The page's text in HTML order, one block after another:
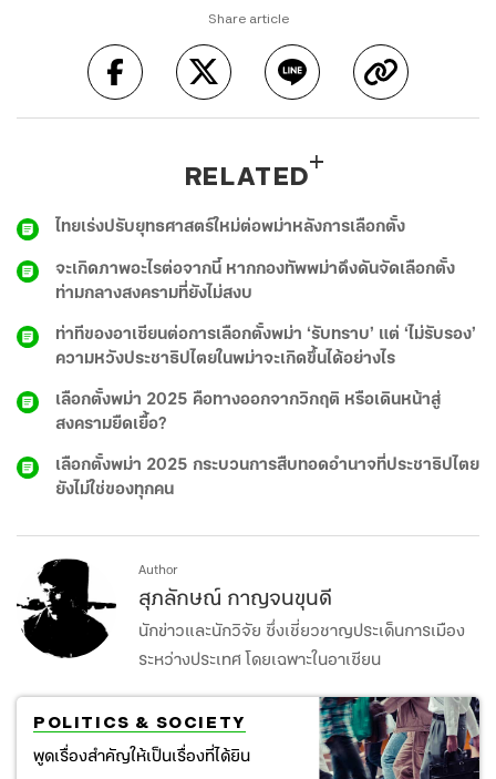
Share article
RELATED
ไทยเร่งปรับยุทธศาสตร์ใหม่ต่อพม่าหลังการเลือกตั้ง
จะเกิดภาพอะไรต่อจากนี้ หากกองทัพพม่าดึงดันจัดเลือกตั้ง
ท่ามกลางสงครามที่ยังไม่สงบ
ท่าทีของอาเซียนต่อการเลือกตั้งพม่า ‘รับทราบ’ แต่ ‘ไม่รับรอง’
ความหวังประชาธิปไตยในพม่าจะเกิดขึ้นได้อย่างไร
เลือกตั้งพม่า 2025 คือทางออกจากวิกฤติ หรือเดินหน้าสู่
สงครามยืดเยื้อ?
เลือกตั้งพม่า 2025 กระบวนการสืบทอดอำนาจที่ประชาธิปไตย
ยังไม่ใช่ของทุกคน
Author
สุภลักษณ์ กาญจนขุนดี
นักข่าวและนักวิจัย ซึ่งเชี่ยวชาญประเด็นการเมือง
ระหว่างประเทศ โดยเฉพาะในอาเซียน
POLITICS & SOCIETY
พูดเรื่องสำคัญให้เป็นเรื่องที่ได้ยิน